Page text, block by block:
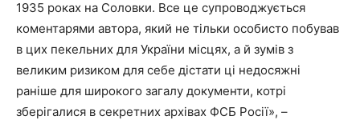
1935 роках на Соловки. Все це супроводжується
коментарями автора, який не тільки особисто побував
в цих пекельних для України місцях, а й зумів з
великим ризиком для себе дістати ці недосяжні
раніше для широкого загалу документи, котрі
зберігалися в секретних архівах ФСБ Росії», –